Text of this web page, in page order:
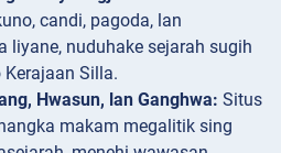
candi, pagoda, lan
liyane, nuduhake sejarah sugih
Silla.
Hwasun, lan Ganghwa: Situs
makam megalitik sing